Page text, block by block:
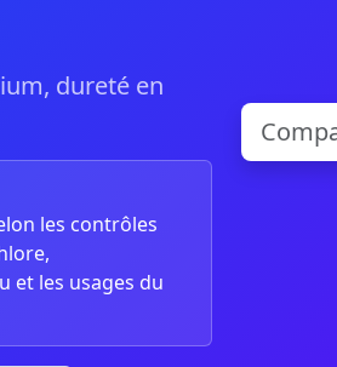
dureté en
les contrôles
et les usages du